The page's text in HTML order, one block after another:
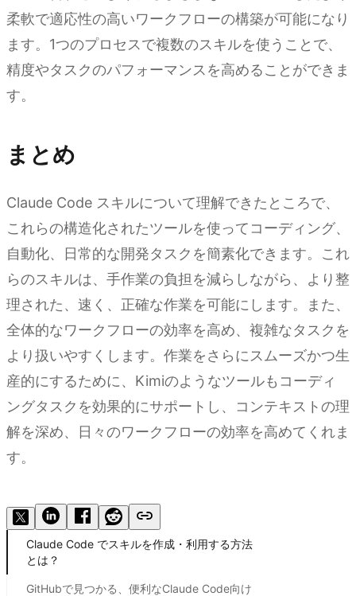
柔軟で適応性の高いワークフローの構築が可能になり
ます。1つのプロセスで複数のスキルを使うことで、
精度やタスクのパフォーマンスを高めることができま
す。
まとめ
Claude Code スキルについて理解できたところで、
これらの構造化されたツールを使ってコーディング、
自動化、日常的な開発タスクを簡素化できます。これ
らのスキルは、手作業の負担を減らしながら、より整
理された、速く、正確な作業を可能にします。また、
全体的なワークフローの効率を高め、複雑なタスクを
より扱いやすくします。作業をさらにスムーズかつ生
産的にするために、Kimiのようなツールもコーディ
ングタスクを効果的にサポートし、コンテキストの理
解を深め、日々のワークフローの効率を高めてくれま
す。
Claude Code でスキルを作成・利用する方法
とは？
GitHubで見つかる、便利なClaude Code向け